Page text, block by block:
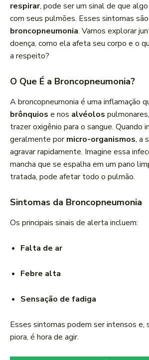
respirar, pode ser um sinal de que
com seus pulmões. Esses sintomas
broncopneumonia. Vamos explorar
doença, como ela afeta seu corpo e o
a respeito?
O Que É a Broncopneumonia?
A broncopneumonia é uma inflamação
brônquios e nos alvéolos
trazer oxigênio para o sangue. Quando
geralmente pormicro-organismos, a
agravar rapidamente. Imagine essa
mancha que se espalha em um pano
tratada, pode afetar todo o pulmão.
Sintomas da Broncopneumonia
Os principais sinais de alerta incluem:
Falta de ar
Febre alta
Sensação de fadiga
Esses sintomas podem ser intensos e,
piora, é hora de agir.